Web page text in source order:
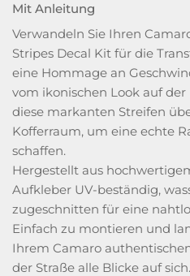
Mit Anleitung
Verwandeln Sie Ihren
Stripes Decal Kit für die
eine Hommage an
vom ikonischen Look auf
diese markanten Streifen
Kofferraum, um eine echte
schaffen.
Hergestellt aus
Aufkleber UV-beständig,
zugeschnitten für eine
Einfach zu montieren und
Ihrem Camaro
der Straße alle Blicke auf sich.